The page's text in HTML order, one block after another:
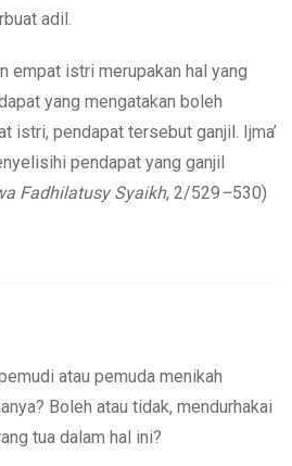
adil.
empat istri merupakan hal yang
yang mengatakan boleh
istri, pendapat tersebut ganjil. Ijma’
pendapat yang ganjil
Fadhilatusy Syaikh, 2/529–530)
atau pemuda menikah
Boleh atau tidak, mendurhakai
tua dalam hal ini?